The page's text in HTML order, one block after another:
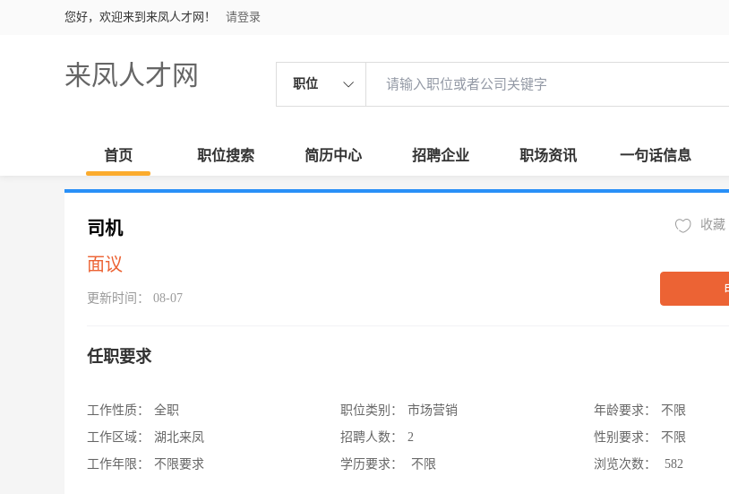
您好，欢迎来到来凤人才网！ 请登录
来凤人才网 职位
首页 职位搜索 简历中心 招聘企业 职场资讯 一句话信息
司机
面议
更新时间： 08-07
收藏
任职要求
工作性质：
全职
工作区域：
湖北来凤
工作年限：
不限要求
职位类别：
市场营销
招聘人数：
2
学历要求：
不限
年龄要求：
不限
性别要求：
不限
浏览次数：
582